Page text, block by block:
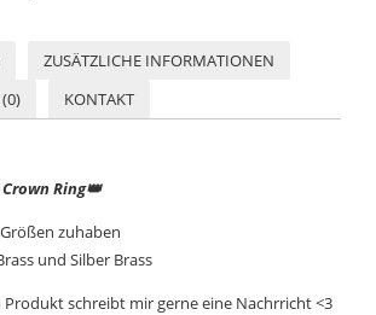
ZUSÄTZLICHE INFORMATIONEN
KONTAKT
Ring👑
zuhaben
und Silber Brass
Produkt schreibt mir gerne eine Nachrricht <3